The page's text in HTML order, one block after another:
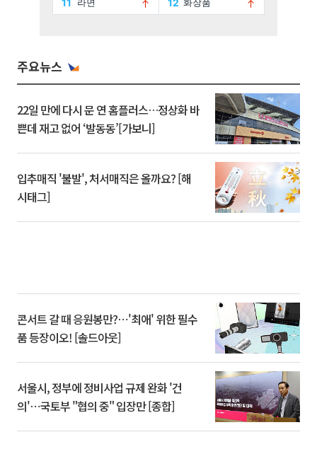
주요뉴스
22일 만에 다시 문 연 홈플러스…정상화 바
쁜데 재고 없어 ‘발동동’[가보니]
입추매직 '불발', 처서매직은 올까요? [해
시태그]
콘서트 갈 때 응원봉만?⋯'최애' 위한 필수
품 등장이오! [솔드아웃]
서울시, 정부에 정비사업 규제 완화 '건
의'⋯국토부 "협의 중" 입장만 [종합]